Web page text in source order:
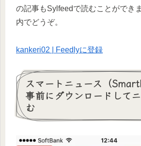
の記事もSylfeedで読むことができ
内でどうぞ。
kankeri02 | Feedlyに登録
スマートニュース（
事前にダウンロードして
む